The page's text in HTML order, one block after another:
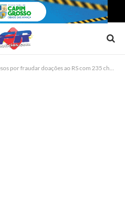
fraudar doações ao RS com 235 chaves pix falsas